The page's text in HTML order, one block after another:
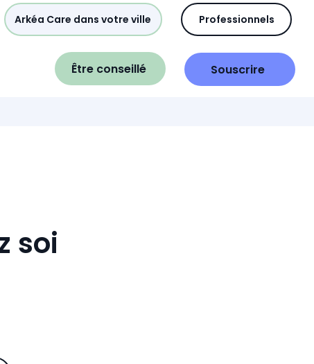
Arkéa Care dans votre ville Professionnels
Être conseillé Souscrire
soi